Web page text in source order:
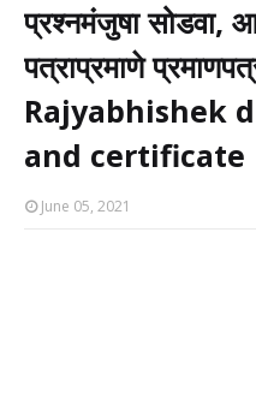
प्रश्नमंजुषा सोडवा,
पत्राप्रमाणे
Rajyabhishek
and certificate
June 05, 2021